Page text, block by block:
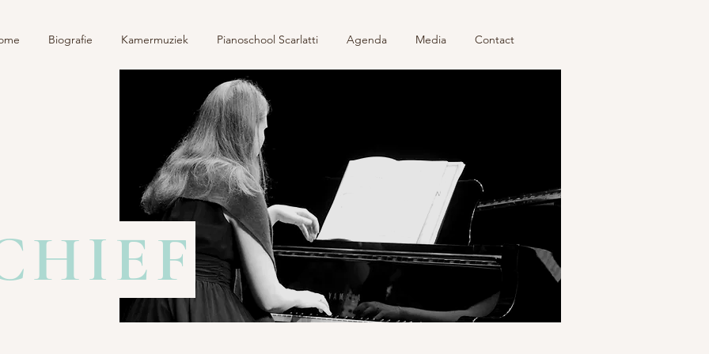
Biografie Kamermuziek Pianoschool Scarlatti Agenda Media Contact